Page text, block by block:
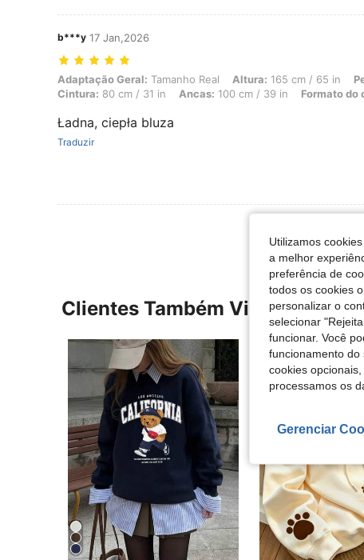
b***y 17 Jan,2026
Adaptação Geral: Tamanho Real, Altura: 165 cm / 65 in, Peso: 73 kg
Adaptação Geral: Tamanho Real Altura: 165 cm / 65 in
Cintura: 80 cm / 31 in Ancas: 100 cm / 39 in Formato do
Ładna, ciepła bluza
Traduzir
Clientes Também Visitaram
Utilizamos
a melhor
preferência de
todos os cookies
personalizar o
selecionar
funcionar. Você
funcionamento do
cookies
processamos os
Gerenciar